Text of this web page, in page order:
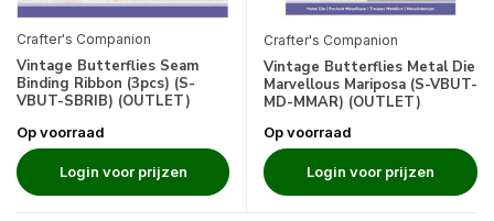
Crafter's Companion
Vintage Butterflies Seam
Binding Ribbon (3pcs) (S-
VBUT-SBRIB) (OUTLET)
Op voorraad
Login voor prijzen
Crafter's Companion
Vintage Butterflies Metal Die
Marvellous Mariposa (S-VBUT-
MD-MMAR) (OUTLET)
Op voorraad
Login voor prijzen